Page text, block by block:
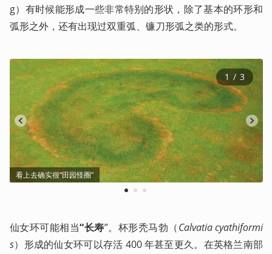
g）有时候能形成一些非常特别的形状，除了基本的环形和
弧形之外，还有出现过双重弧、镰刀形弧之类的形式。
看上去确实很“田园怪圈”
1 2 3
1 / 3
仙女环可能相当“长寿”。杯形秃马勃（Calvatia cyathiformi
s）形成的仙女环可以存活 400 年甚至更久。在英格兰南部